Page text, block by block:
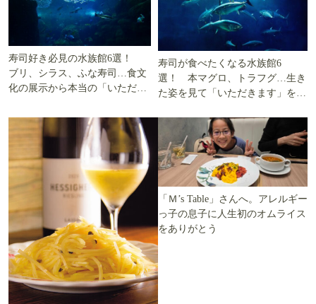
寿司好き必見の水族館6選！
ブリ、シラス、ふな寿司…食文
化の展示から本当の「いただき
寿司が食べたくなる水族館6
選！ 本マグロ、トラフグ…生き
た姿を見て「いただきます」を考
「Ｍ’s Table」さんへ。アレルギー
っ子の息子に人生初のオムライス
をありがとう